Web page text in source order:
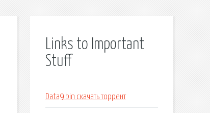
Links to Important
Stuff
Data9 bin скачать торрент